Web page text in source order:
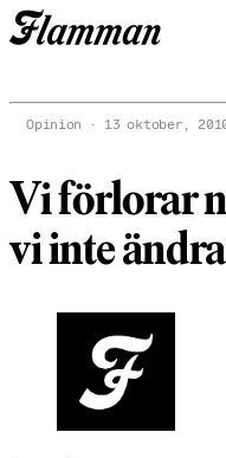
Opinion 13 oktober,
Vi förlorar
vi inte